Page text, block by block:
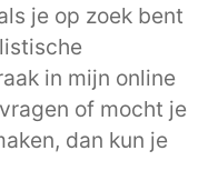
je op zoek bent
in mijn online
of mocht je
dan kun je